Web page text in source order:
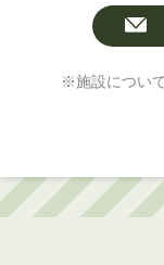
※施設につい